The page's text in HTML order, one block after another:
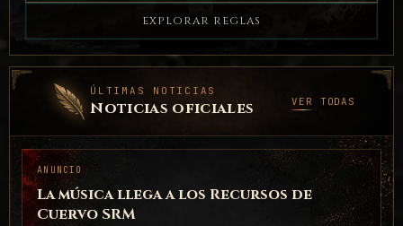
EXPLORAR REGLAS
ÚLTIMAS NOTICIAS
Noticias oficiales VER TODAS
ANUNCIO
La música llega a los Recursos de
Cuervo SRM